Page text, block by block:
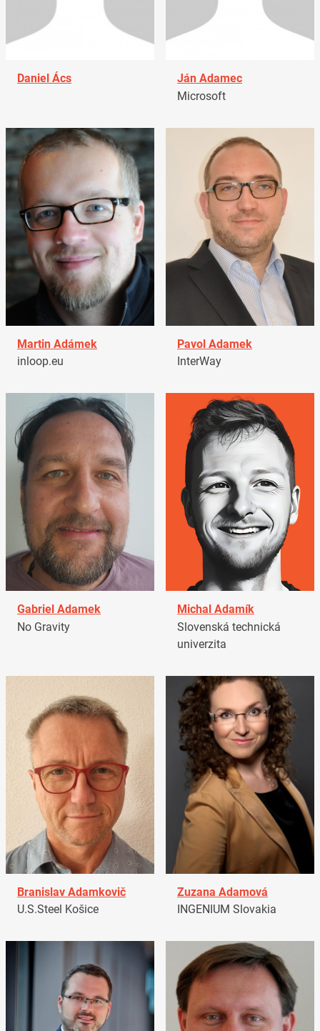
Daniel Ács
Ján Adamec
Microsoft
Martin Adámek
inloop.eu
Pavol Adamek
InterWay
Gabriel Adamek
No Gravity
Michal Adamík
Slovenská technická
univerzita
Branislav Adamkovič
U.S.Steel Košice
Zuzana Adamová
INGENIUM Slovakia